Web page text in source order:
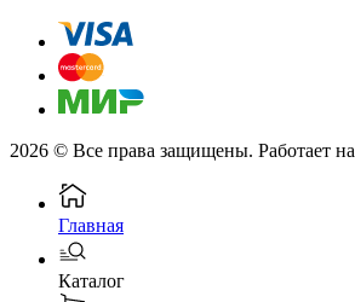
2026 © Все права защищены. Работает на
Главная
Каталог